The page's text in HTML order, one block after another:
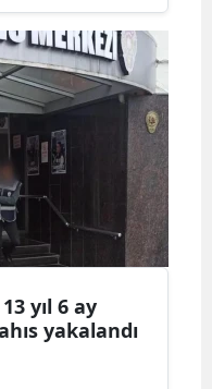
yıl 6 ay
yakalandı